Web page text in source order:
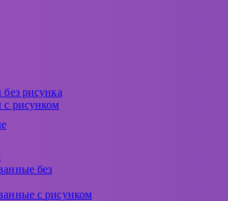
рисунка
рисунком
без
с рисунком